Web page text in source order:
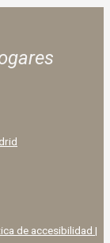
de accesibilidad |